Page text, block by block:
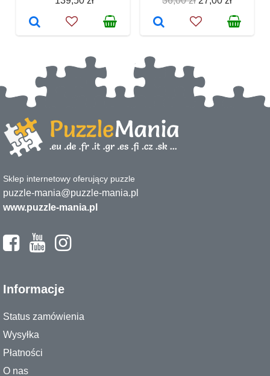
Sklep internetowy oferujący puzzle
puzzle-mania@puzzle-mania.pl
www.puzzle-mania.pl
Informacje
Status zamówienia
Wysyłka
Płatności
O nas